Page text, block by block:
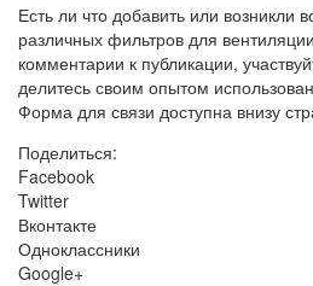
Есть ли что добавить или возникли
различных фильтров для
комментарии к публикации,
делитесь своим опытом
Форма для связи доступна внизу
Поделиться:
Facebook
Twitter
Вконтакте
Одноклассники
Google+